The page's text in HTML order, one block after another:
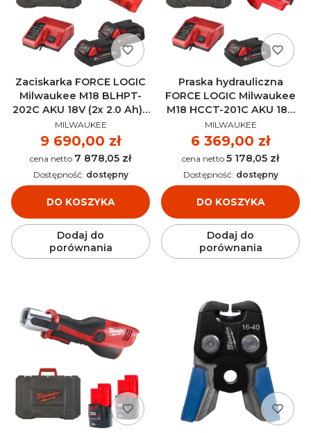
Zaciskarka FORCE LOGIC
Milwaukee M18 BLHPT-
202C AKU 18V (2x 2.0 Ah) -
4933451132
PRODUCENT
MILWAUKEE
Cena
9 690,00 zł
Cena 7 878,05 zł
DO KOSZYKA
Dostępność: dostępny
Dodaj do
porównania
Praska hydrauliczna
FORCE LOGIC Milwaukee
M18 HCCT-201C AKU 18V
(2.0 Ah) - 4933451194
PRODUCENT
MILWAUKEE
Cena
6 369,00 zł
Cena 5 178,05 zł
DO KOSZYKA
Dostępność: dostępny
Dodaj do
porównania